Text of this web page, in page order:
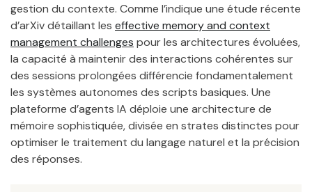
gestion du contexte. Comme l’indique une étude récente
d’arXiv détaillant les effective memory and context
management challenges pour les architectures évoluées,
la capacité à maintenir des interactions cohérentes sur
des sessions prolongées différencie fondamentalement
les systèmes autonomes des scripts basiques. Une
plateforme d’agents IA déploie une architecture de
mémoire sophistiquée, divisée en strates distinctes pour
optimiser le traitement du langage naturel et la précision
des réponses.